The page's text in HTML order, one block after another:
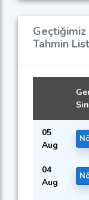
Tahmin
05
Aug
04
Aug